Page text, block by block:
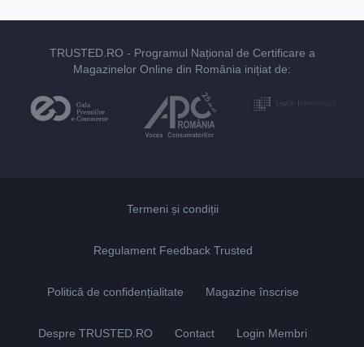
TRUSTED.RO - Programul Național de Certificare a
Magazinelor Online din România inițiat de:
Termeni și condiții
Regulament Feedback Trusted
Politică de confidențialitate Magazine înscrise
Despre TRUSTED.RO Contact Login Membri